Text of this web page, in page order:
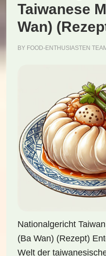
Taiwanese
Wan)
BY FOOD-ENTHUSIASTEN
Nationalgericht
(Ba Wan) (Rezept)
Welt der